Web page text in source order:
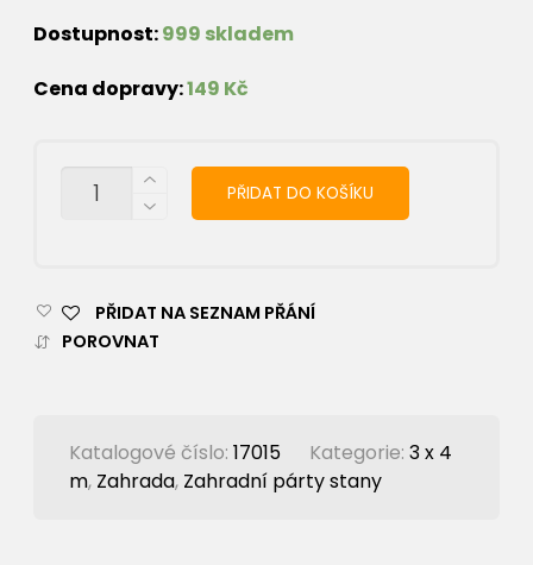
Dostupnost:999 skladem
Cena dopravy:149 Kč
MNOŽSTVÍ PŘIDAT DO KOŠÍKU
PŘIDAT NA SEZNAM PŘÁNÍ
POROVNAT
Katalogové číslo:17015 Kategorie:3 x 4
m, Zahrada, Zahradní párty stany